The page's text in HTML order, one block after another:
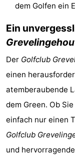
Sehen
&
tun
-
Museen
-
Denkmäler
-
Mühlen
-
Aussichtspunkte
Attraktionen
dem Golfen ein
Ein
Der Golfclub
einen
atemberaubende
dem Green. Ob
einfach nur einen
Golfclub
und